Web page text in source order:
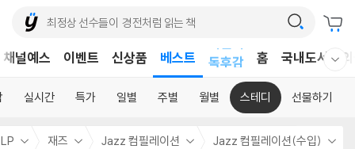
채널예스 이벤트 신상품 베스트
독후감
홈 국내도서
실시간 특가 일별 주별 월별 스테디 선물하기
재즈 Jazz 컴필레이션 Jazz 컴필레이션(수입)